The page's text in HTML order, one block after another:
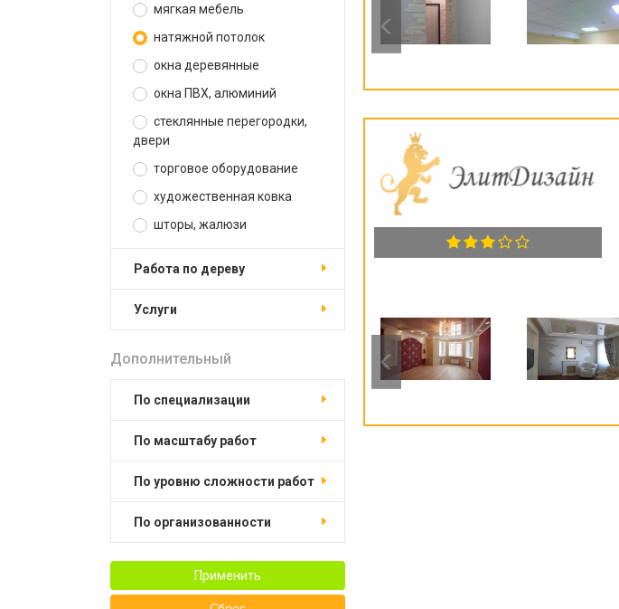
мягкая мебель
натяжной потолок
окна деревянные
окна ПВХ, алюминий
стеклянные перегородки,
двери
торговое оборудование
художественная ковка
шторы, жалюзи
работа по дереву
услуги
Дополнительный
по специализации
по масштабу работ
по уровню сложности работ
по организованности
Применить